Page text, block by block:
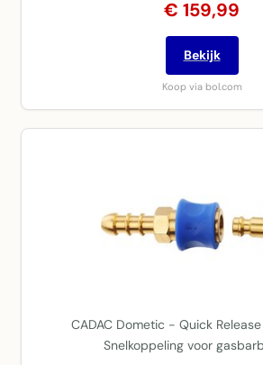
€ 159,99
Bekijk
Koop via bol.com
CADAC Dometic - Quick
Snelkoppeling voor